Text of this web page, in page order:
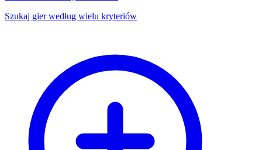
Szukaj gier według wielu kryteriów